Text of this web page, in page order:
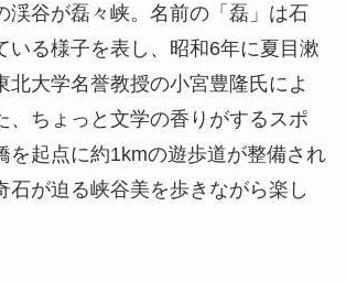
渓谷が磊々峡。名前の「磊」は石
いる様子を表し、昭和6年に夏目漱
北大学名誉教授の小宮豊隆氏によ
、ちょっと文学の香りがするスポ
を起点に約1kmの遊歩道が整備され
石が迫る峡谷美を歩きながら楽し